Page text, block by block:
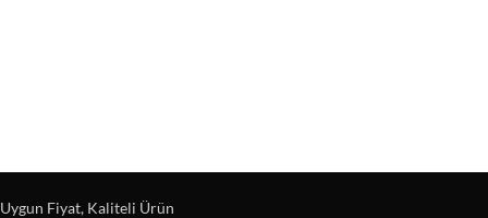
Uygun Fiyat, Kaliteli Ürün